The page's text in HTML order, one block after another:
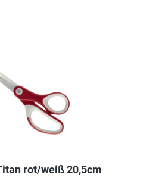
rot/weiß 20,5cm